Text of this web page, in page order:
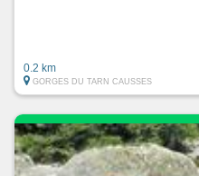
0.2 km
GORGES DU TARN CAUSSES